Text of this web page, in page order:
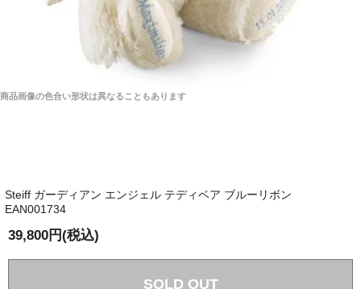
商品画像の色合い形状は異なることもあります
Steiff ガーディアン エンジェル テディベア ブルーリボン
EAN001734
39,800円(税込)
SOLD OUT